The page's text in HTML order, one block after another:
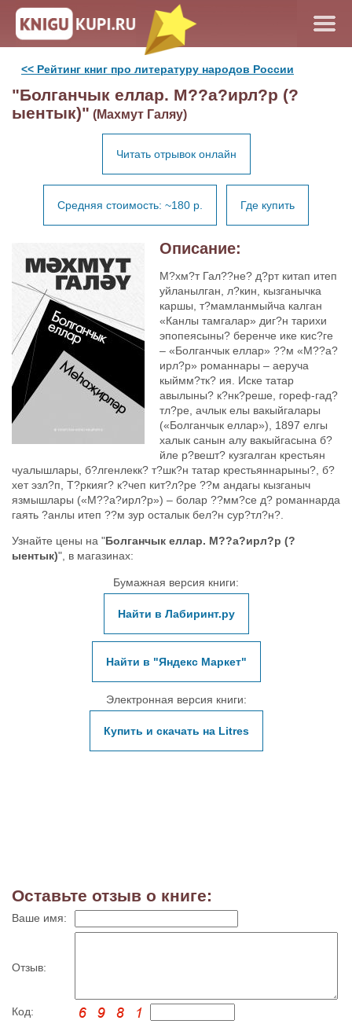
<< Рейтинг книг про литературу народов России
"Болганчык еллар. М??а?ирл?р (?
ыентык)" (Махмут Галяу)
Читать отрывок онлайн
Средняя стоимость: ~180 р. Где купить
Описание:
М?хм?т Гал??не? д?рт китап итеп
уйланылган, л?кин, кызганычка
каршы, т?мамланмыйча калган
«Канлы тамгалар» диг?н тарихи
эпопеясыны? беренче ике кис?ге
– «Болганчык еллар» ??м «М??а?
ирл?р» романнары – аеруча
кыймм?тк? ия. Иске татар
авылыны? к?нк?реше, гореф-гад?
тл?ре, ачлык елы вакыйгалары
(«Болганчык еллар»), 1897 елгы
халык санын алу вакыйгасына б?
йле р?вешт? кузгалган крестьян
чуалышлары, б?лгенлекк? т?шк?н татар крестьяннарыны?, б?
хет эзл?п, Т?ркияг? к?чеп кит?л?ре ??м андагы кызганыч
язмышлары («М??а?ирл?р») – болар ??мм?се д? романнарда
гаять ?анлы итеп ??м зур осталык бел?н сур?тл?н?.
Узнайте цены на "Болганчык еллар. М??а?ирл?р (?
ыентык)", в магазинах:
Бумажная версия книги:
Найти в Лабиринт.ру
Найти в "Яндекс Маркет"
Электронная версия книги:
Купить и скачать на Litres
Оставьте отзыв о книге:
Ваше имя:
Отзыв:
Код: